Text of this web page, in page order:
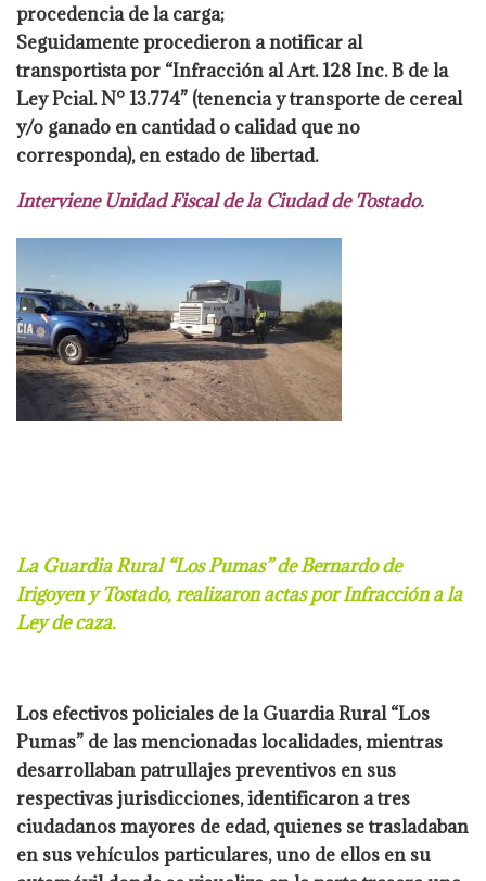
procedencia de la carga;
Seguidamente procedieron a notificar al
transportista por “Infracción al Art. 128Inc. B de la
Ley Pcial. N° 13.774” (tenencia y transporte de cereal
y/o ganado en cantidad o calidad que no
corresponda), en estado de libertad.
Interviene Unidad Fiscal de la Ciudad de Tostado.
La Guardia Rural “Los Pumas” de Bernardo de
Irigoyen y Tostado, realizaronactas por Infracción a la
Ley de caza.
Los efectivos policiales de la Guardia Rural “Los
Pumas” de las mencionadaslocalidades, mientras
desarrollaban patrullajes preventivos en sus
respectivasjurisdicciones, identificaron a tres
ciudadanos mayores de edad, quienes setrasladaban
en sus vehículos particulares, uno de ellos en su